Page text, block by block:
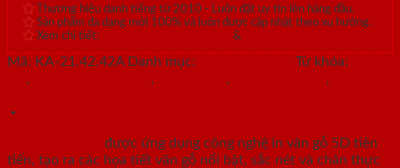
Thương hiệu danh tiếng từ 2010 - Luôn đặt uy tín lên hàng đầu.
Sản phẩm đa dạng mới 100% và luôn được cập nhật theo xu hướng.
Xem chi tiết:
&
Mã: KA-21.42.42A Danh mục: Từ khóa:
, , , ,
được ứng dụng công nghệ in vân gỗ 5D tiên
tiến, tạo ra các họa tiết vân gỗ nổi bật, sắc nét và chân thực